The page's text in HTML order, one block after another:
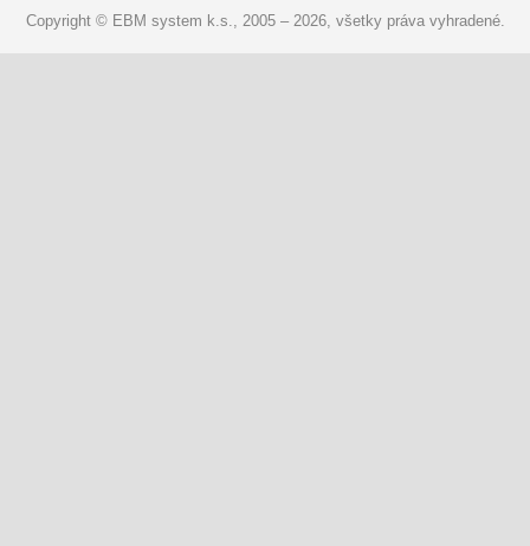
Copyright © EBM system k.s., 2005 – 2026, všetky práva vyhradené.